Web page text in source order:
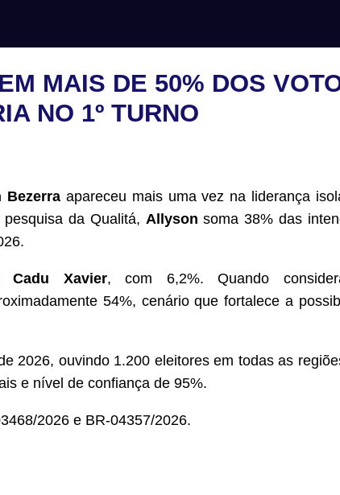
MAIS DE 50% DOS
NO 1º TURNO
Bezerra apareceu mais uma vez na liderança
da Qualitá, Allyson soma 38% das
Cadu Xavier, com 6,2%. Quando
54%, cenário que fortalece a
2026, ouvindo 1.200 eleitores em todas as
e nível de confiança de 95%.
2026 e BR-04357/2026.